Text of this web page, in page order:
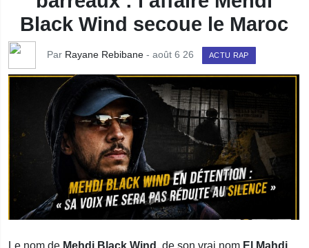
Black Wind secoue le Maroc
Par Rayane Rebibane - août 6 26 ACTU RAP
Le nom de Mehdi Black Wind , de son vrai nom El Mahdi